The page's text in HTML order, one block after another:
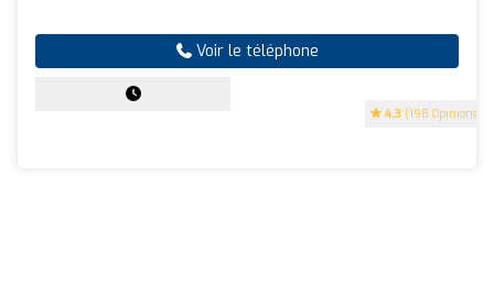
4.3 (198 Opinions)
Voir le téléphone